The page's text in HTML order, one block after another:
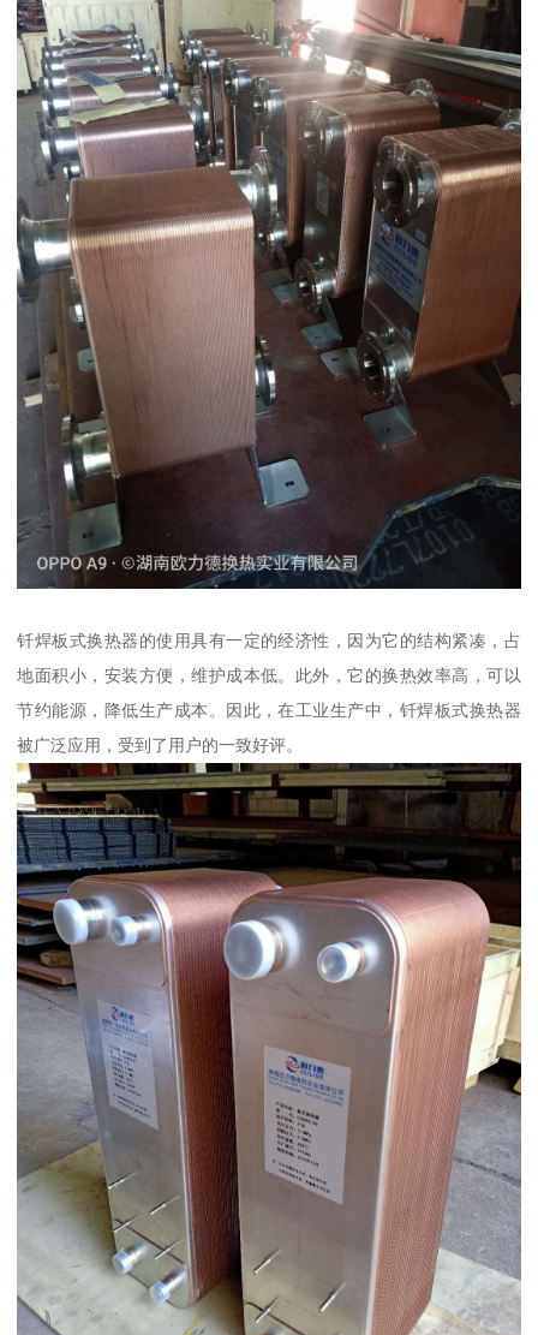
钎焊板式换热器的使用具有一定的经济性，因为它的结构紧凑，占
地面积小，安装方便，维护成本低。此外，它的换热效率高，可以
节约能源，降低生产成本。因此，在工业生产中，钎焊板式换热器
被广泛应用，受到了用户的一致好评。